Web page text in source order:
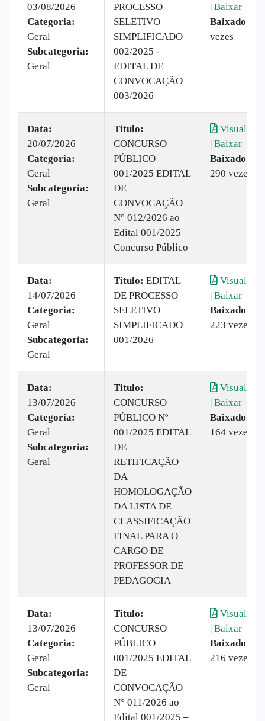
03/08/2026
Categoria:
Geral
Subcategoria:
Geral
PROCESSO
SELETIVO
SIMPLIFICADO
002/2025 -
EDITAL DE
CONVOCAÇÃO
003/2026
| Baixar
Baixado:
vezes
Data:
20/07/2026
Categoria:
Geral
Subcategoria:
Geral
Titulo:
CONCURSO
PÚBLICO
001/2025 EDITAL
DE
CONVOCAÇÃO
N° 012/2026 ao
Edital 001/2025 –
Concurso Público
Visualizar
| Baixar
Baixado:
290 vezes
Data:
14/07/2026
Categoria:
Geral
Subcategoria:
Geral
Titulo: EDITAL
DE PROCESSO
SELETIVO
SIMPLIFICADO
001/2026
Visualizar
| Baixar
Baixado:
223 vezes
Data:
13/07/2026
Categoria:
Geral
Subcategoria:
Geral
Titulo:
CONCURSO
PÚBLICO Nº
001/2025 EDITAL
DE
RETIFICAÇÃO
DA
HOMOLOGAÇÃO
DA LISTA DE
CLASSIFICAÇÃO
FINAL PARA O
CARGO DE
PROFESSOR DE
PEDAGOGIA
Visualizar
| Baixar
Baixado:
164 vezes
Data:
13/07/2026
Categoria:
Geral
Subcategoria:
Geral
Titulo:
CONCURSO
PÚBLICO
001/2025 EDITAL
DE
CONVOCAÇÃO
N° 011/2026 ao
Edital 001/2025 –
Visualizar
| Baixar
Baixado:
216 vezes